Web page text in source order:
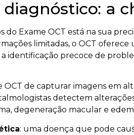
diagnóstico: a
do Exame OCT está na sua
limitadas, o OCT oferece
identificação precoce de
OCT de capturar imagens em
detectem
degeneração macular e
: uma doença que pode